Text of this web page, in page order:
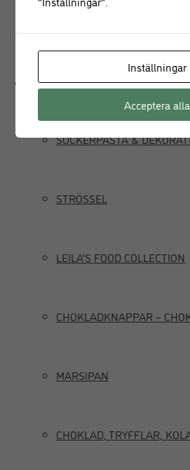
Delikatesser
SOCKERPASTA &
STRÖSSEL
LEILA’S FOOD COLLECTION
CHOKLADKNAPPAR –
MARSIPAN
CHOKLAD, TRYFFLAR,
Inställningar
Acceptera alla